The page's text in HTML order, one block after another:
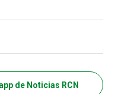
de Noticias RCN